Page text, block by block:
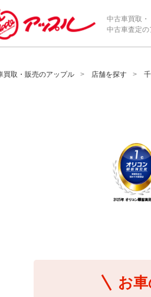
定フォームの為のCVボタン*/
中古車買取・
中古車査定の
買取・販売のアップル 店舗を探す
お車